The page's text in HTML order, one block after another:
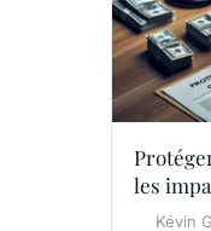
les
Kévin